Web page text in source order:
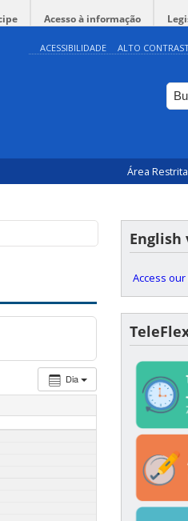
Acesso à informação
ACESSIBILIDADE ALTO
Área Restrita
Dia
English
Access